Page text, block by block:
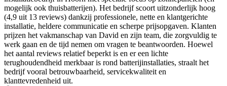
mogelijk ook thuisbatterijen). Het bedrijf scoort uitzonderlijk hoog
(4,9 uit 13 reviews) dankzij professionele, nette en klantgerichte
installatie, heldere communicatie en scherpe prijsopgaven. Klanten
prijzen het vakmanschap van David en zijn team, die zorgvuldig te
werk gaan en de tijd nemen om vragen te beantwoorden. Hoewel
het aantal reviews relatief beperkt is en er een lichte
terughoudendheid merkbaar is rond batterijinstallaties, straalt het
bedrijf vooral betrouwbaarheid, servicekwaliteit en
klanttevredenheid uit.